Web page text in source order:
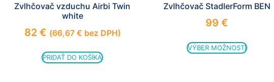
Zvlhčovač vzduchu Airbi Twin
white
82 € (66,67 € bez DPH)
PRIDAŤ DO KOŠÍKA
Zvlhčovač StadlerForm BEN
99 €
VÝBER MOŽNOSTÍ